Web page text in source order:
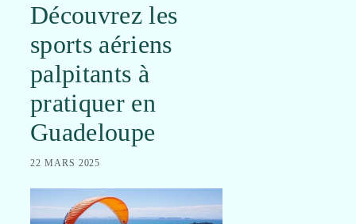
Découvrez les
sports aériens
palpitants à
pratiquer en
Guadeloupe
22 MARS 2025